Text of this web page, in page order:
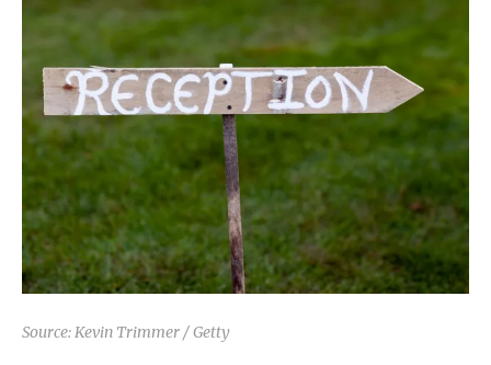
Source: Kevin Trimmer / Getty